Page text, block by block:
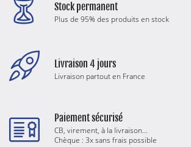
Stock permanent
Plus de 95% des produits en stock
Livraison 4 jours
Livraison partout en France
Paiement sécurisé
CB, virement, à la livraison...
Chèque : 3x sans frais possible